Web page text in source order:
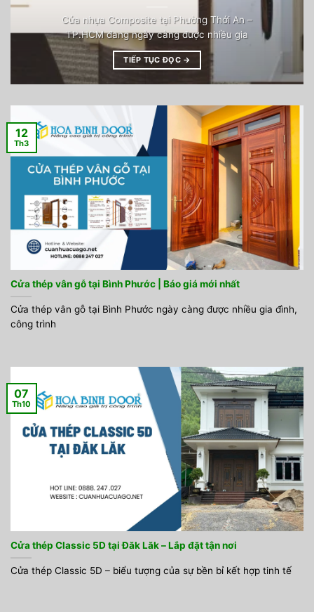
Cửa nhựa Composite tại Phường Thới An –
TP.HCM đang ngày càng được nhiều gia
TIẾP TỤC ĐỌC →
Cửa thép vân gỗ tại Bình Phước | Báo giá mới nhất
Cửa thép vân gỗ tại Bình Phước ngày càng được nhiều gia đình,
công trình
12
Th3
Cửa thép Classic 5D tại Đăk Lăk – Lắp đặt tận nơi
Cửa thép Classic 5D – biểu tượng của sự bền bỉ kết hợp tinh tế
07
Th10